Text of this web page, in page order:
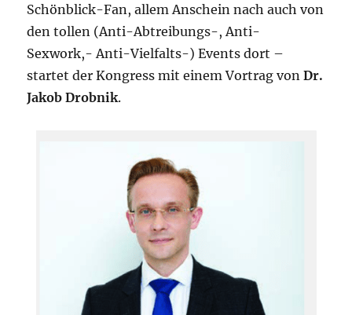
Schönblick-Fan, allem Anschein nach auch von
den tollen (Anti-Abtreibungs-, Anti-
Sexwork,- Anti-Vielfalts-) Events dort –
startet der Kongress mit einem Vortrag vonDr.
Jakob Drobnik.